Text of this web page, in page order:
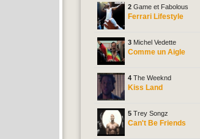
2 Game et Fabolous
Ferrari Lifestyle
3 Michel Vedette
Comme un Aigle
4 The Weeknd
Kiss Land
5 Trey Songz
Can't Be Friends